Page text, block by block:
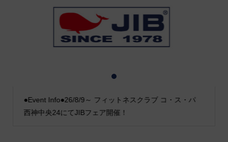
●Event Info●26/8/9～ フィットネスクラブ コ・ス・パ
西神中央24にてJIBフェア開催！
2